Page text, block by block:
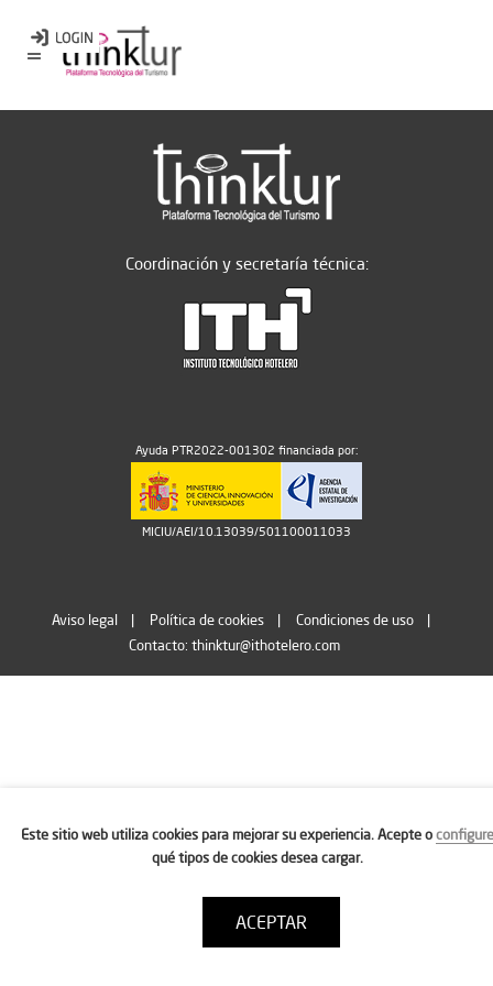
Coordinación y secretaría técnica:
Ayuda PTR2022-001302 financiada por:
MICIU/AEI/10.13039/501100011033
Aviso legal Política de cookies
Condiciones de uso
Contacto: thinktur@ithotelero.com
Este sitio web utiliza cookies para mejorar su experiencia. Acepte oconfigure
qué tipos de cookies desea cargar.
ACEPTAR